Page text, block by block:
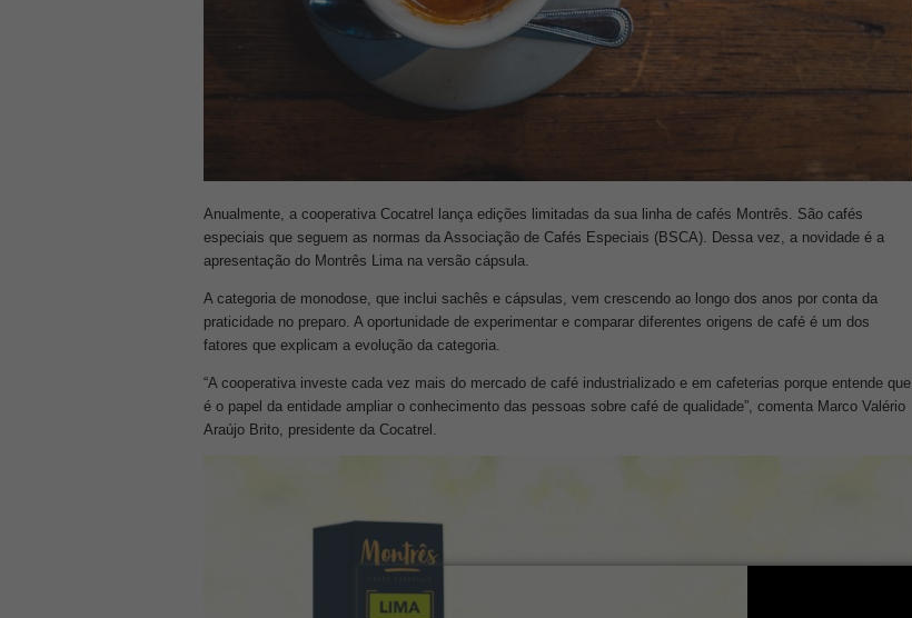
Anualmente, a cooperativa Cocatrel lança edições limitadas da sua linha de cafés Montrês. São cafés
especiais que seguem as normas da Associação de Cafés Especiais (BSCA). Dessa vez, a novidade é a
apresentação do Montrês Lima na versão cápsula.
A categoria de monodose, que inclui sachês e cápsulas, vem crescendo ao longo dos anos por conta da
praticidade no preparo. A oportunidade de experimentar e comparar diferentes origens de café é um dos
fatores que explicam a evolução da categoria.
“A cooperativa investe cada vez mais do mercado de café industrializado e em cafeterias porque entende que
é o papel da entidade ampliar o conhecimento das pessoas sobre café de qualidade”, comenta Marco Valério
Araújo Brito, presidente da Cocatrel.